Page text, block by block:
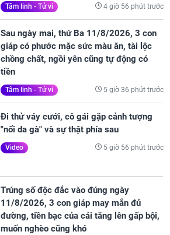
Tâm linh - Tử vi 4 giờ 56 phút trước
Sau ngày mai, thứ Ba 11/8/2026, 3 con
giáp có phước mặc sức màu ăn, tài lộc
chồng chất, ngồi yên cũng tự động có
tiền
Tâm linh - Tử vi 5 giờ 36 phút trước
Đi thử váy cưới, cô gái gặp cảnh tượng
"nổi da gà" và sự thật phía sau
Video 5 giờ 56 phút trước
Trúng số độc đắc vào đúng ngày
11/8/2026, 3 con giáp may mắn đủ
đường, tiền bạc của cải tăng lên gấp bội,
muốn nghèo cũng khó